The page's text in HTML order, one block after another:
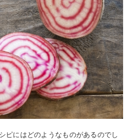
ピにはどのようなものがあるのでし